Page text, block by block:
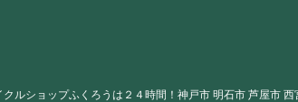
クルショップふくろうは２４時間！神戸市 明石市 芦屋市